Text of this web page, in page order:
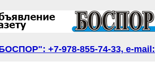
+7-978-855-74-33, e-